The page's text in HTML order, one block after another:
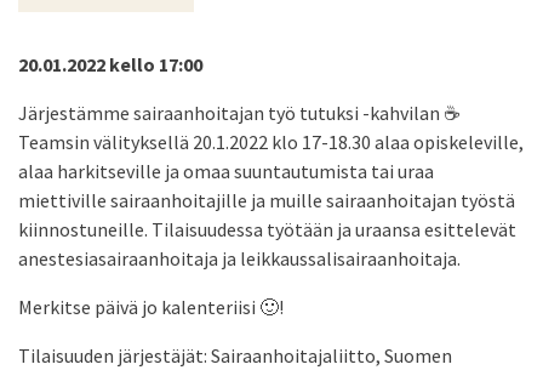
20.01.2022 kello 17:00
Järjestämme sairaanhoitajan työ tutuksi -kahvilan ☕
Teamsin välityksellä 20.1.2022 klo 17-18.30 alaa opiskeleville,
alaa harkitseville ja omaa suuntautumista tai uraa
miettiville sairaanhoitajille ja muille sairaanhoitajan työstä
kiinnostuneille. Tilaisuudessa työtään ja uraansa esittelevät
anestesiasairaanhoitaja ja leikkaussalisairaanhoitaja.
Merkitse päivä jo kalenteriisi 🙂!
Tilaisuuden järjestäjät: Sairaanhoitajaliitto, Suomen